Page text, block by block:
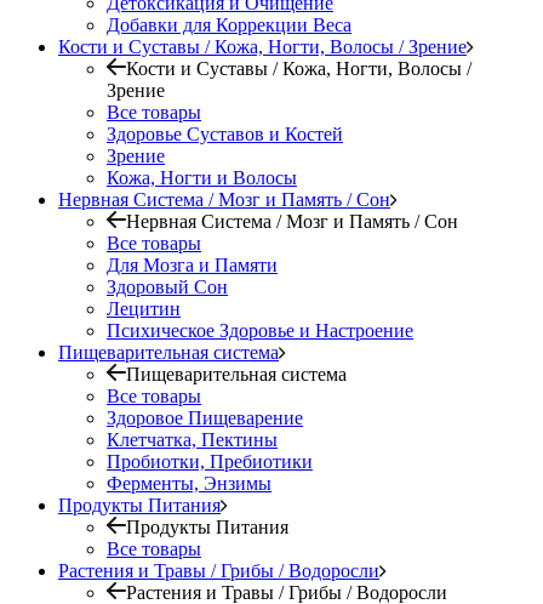
Добавки для Коррекции Веса
Кости и Суставы / Кожа, Ногти, Волосы / Зрение
Кости и Суставы / Кожа, Ногти, Волосы /
Зрение
Все товары
Здоровье Суставов и Костей
Зрение
Кожа, Ногти и Волосы
Нервная Система / Мозг и Память / Сон
Нервная Система / Мозг и Память / Сон
Все товары
Для Мозга и Памяти
Здоровый Сон
Лецитин
Психическое Здоровье и Настроение
Пищеварительная система
Пищеварительная система
Все товары
Здоровое Пищеварение
Клетчатка, Пектины
Пробиотки, Пребиотики
Ферменты, Энзимы
Продукты Питания
Продукты Питания
Все товары
Растения и Травы / Грибы / Водоросли
Растения и Травы / Грибы / Водоросли